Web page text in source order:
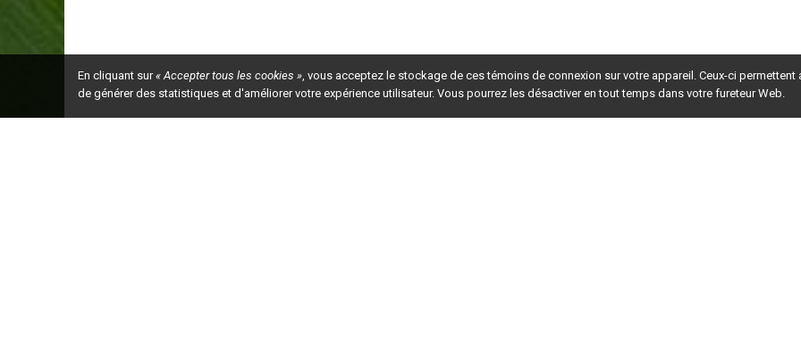
En cliquant sur« Accepter tous les cookies », vous acceptez le stockage de ces témoins de connexion sur votre appareil. Ceux-ci permettent
de générer des statistiques et d'améliorer votre expérience utilisateur. Vous pourrez les désactiver en tout temps dans votre fureteur Web.